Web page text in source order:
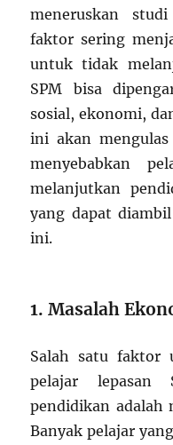
meneruskan
faktor sering
untuk tidak
SPM bisa
sosial, ekonomi,
ini akan
menyebabkan
melanjutkan
yang dapat
ini.
1. Masalah
Salah satu faktor
pelajar lepasan
pendidikan adalah
Banyak pelajar